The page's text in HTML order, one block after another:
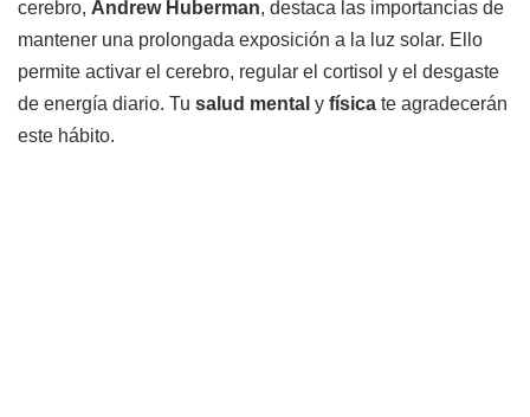
cerebro, Andrew Huberman, destaca las importancias de
mantener una prolongada exposición a la luz solar. Ello
permite activar el cerebro, regular el cortisol y el desgaste
de energía diario. Tu salud mental y física te agradecerán
este hábito.